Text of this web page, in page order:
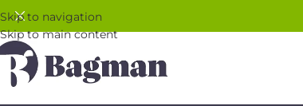
Skip to navigation
Skip to main content